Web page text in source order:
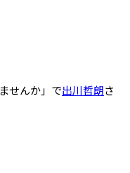
せんか」で出川哲朗さ